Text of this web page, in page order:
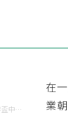
缺席與在場：在世界盃中尋找臺灣
在
業